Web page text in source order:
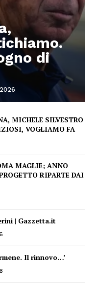
di
MICHELE SILVESTRO
VOGLIAMO FA
MAGLIE; ANNO
RIPARTE DAI
| Gazzetta.it
Il rinnovo…’